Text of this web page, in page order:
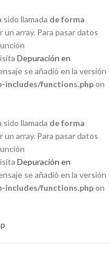
sido llamada de forma
un array. Para pasar datos
Depuración en
se añadió en la versión
functions.phpon
sido llamada de forma
un array. Para pasar datos
Depuración en
se añadió en la versión
functions.phpon